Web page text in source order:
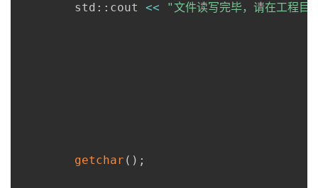
     	std
:: cout << "文件读写完毕，请在工程目
getchar ( ) ;